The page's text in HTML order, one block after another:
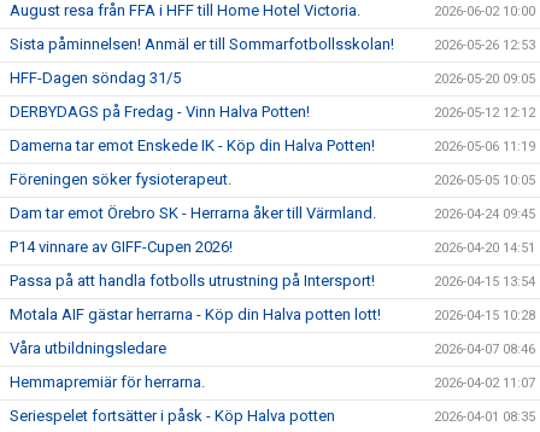
August resa från FFA i HFF till Home Hotel Victoria. 2026-06-02 10:00
Sista påminnelsen! Anmäl er till Sommarfotbollsskolan! 2026-05-26 12:53
HFF-Dagen söndag 31/5 2026-05-20 09:05
DERBYDAGS på Fredag - Vinn Halva Potten! 2026-05-12 12:12
Damerna tar emot Enskede IK - Köp din Halva Potten! 2026-05-06 11:19
Föreningen söker fysioterapeut. 2026-05-05 10:05
Dam tar emot Örebro SK - Herrarna åker till Värmland. 2026-04-24 09:45
P14 vinnare av GIFF-Cupen 2026! 2026-04-20 14:51
Passa på att handla fotbolls utrustning på Intersport! 2026-04-15 13:54
Motala AIF gästar herrarna - Köp din Halva potten lott! 2026-04-15 10:28
Våra utbildningsledare 2026-04-07 08:46
Hemmapremiär för herrarna. 2026-04-02 11:07
Seriespelet fortsätter i påsk - Köp Halva potten 2026-04-01 08:35